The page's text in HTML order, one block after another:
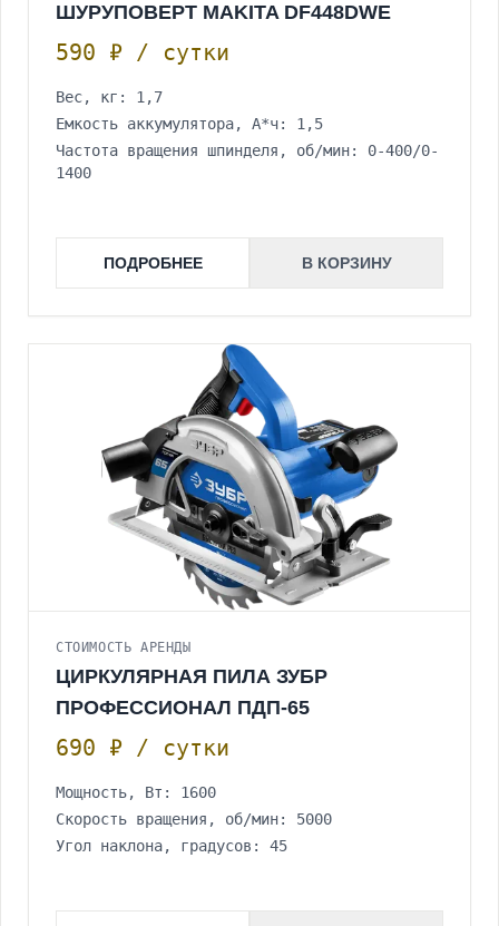
ШУРУПОВЕРТ MAKITA DF448DWE
590 ₽ / сутки
Вес, кг: 1,7
Емкость аккумулятора, А*ч: 1,5
Частота вращения шпинделя, об/мин: 0-400/0-
1400
ПОДРОБНЕЕ В КОРЗИНУ
СТОИМОСТЬ АРЕНДЫ
ЦИРКУЛЯРНАЯ ПИЛА ЗУБР
ПРОФЕССИОНАЛ ПДП-65
690 ₽ / сутки
Мощность, Вт: 1600
Скорость вращения, об/мин: 5000
Угол наклона, градусов: 45